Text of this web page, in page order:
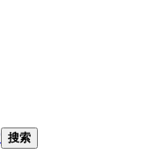
搜索